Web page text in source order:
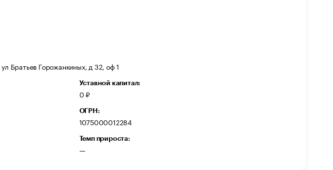
Братьев Горожанкиных, д 32, оф 1
Уставной капитал:
0 ₽
ОГРН:
1075000012284
Темп прироста:
—